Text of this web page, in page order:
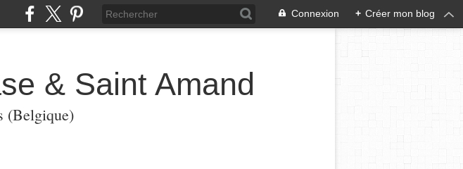
Connexion + Créer mon blog
& Saint Amand
(Belgique)